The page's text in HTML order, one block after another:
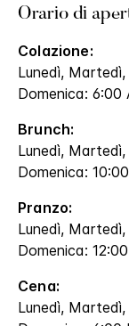
Orario di
Colazione:
Lunedì,
Domenica: 6:00
Brunch:
Lunedì,
Domenica:
Pranzo:
Lunedì,
Domenica:
Cena:
Lunedì,